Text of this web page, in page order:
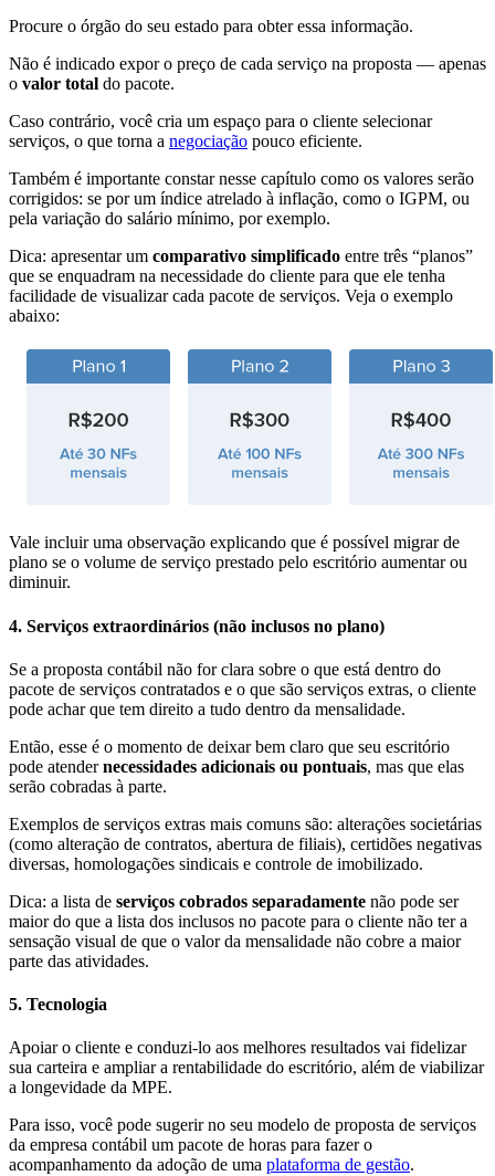
Procure o órgão do seu estado para obter essa informação.
Não é indicado expor o preço de cada serviço na proposta — apenas
o valor total do pacote.
Caso contrário, você cria um espaço para o cliente selecionar
serviços, o que torna a negociação pouco eficiente.
Também é importante constar nesse capítulo como os valores serão
corrigidos: se por um índice atrelado à inflação, como o IGPM, ou
pela variação do salário mínimo, por exemplo.
Dica: apresentar um comparativo simplificado entre três “planos”
que se enquadram na necessidade do cliente para que ele tenha
facilidade de visualizar cada pacote de serviços. Veja o exemplo
abaixo:
Vale incluir uma observação explicando que é possível migrar de
plano se o volume de serviço prestado pelo escritório aumentar ou
diminuir.
4. Serviços extraordinários (não inclusos no plano)
Se a proposta contábil não for clara sobre o que está dentro do
pacote de serviços contratados e o que são serviços extras, o cliente
pode achar que tem direito a tudo dentro da mensalidade.
Então, esse é o momento de deixar bem claro que seu escritório
pode atendernecessidades adicionais ou pontuais, mas que elas
serão cobradas à parte.
Exemplos de serviços extras mais comuns são: alterações societárias
(como alteração de contratos, abertura de filiais), certidões negativas
diversas, homologações sindicais e controle de imobilizado.
Dica: a lista de serviços cobrados separadamente não pode ser
maior do que a lista dos inclusos no pacote para o cliente não ter a
sensação visual de que o valor da mensalidade não cobre a maior
parte das atividades.
5. Tecnologia
Apoiar o cliente e conduzi-lo aos melhores resultados vai fidelizar
sua carteira e ampliar a rentabilidade do escritório, além de viabilizar
a longevidade da MPE.
Para isso, você pode sugerir no seu modelo de proposta de serviços
da empresa contábil um pacote de horas para fazer o
acompanhamento da adoção de uma plataforma de gestão.